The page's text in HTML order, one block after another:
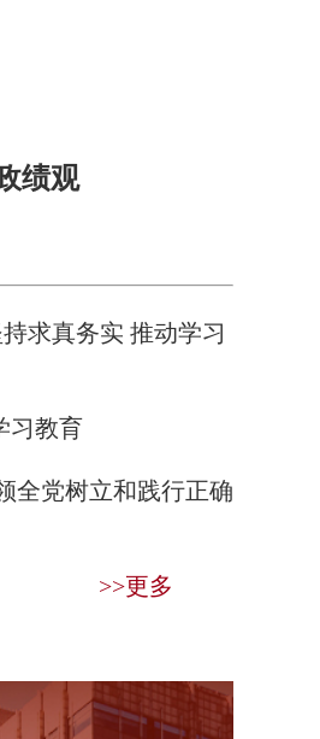
绩观
求真务实 推动学习
习教育
党树立和践行正确
>>更多